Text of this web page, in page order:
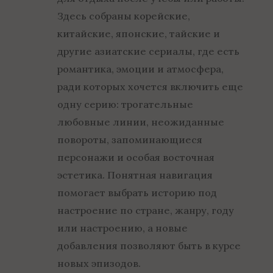
Здесь собраны корейские,
китайские, японские, тайские и
другие азиатские сериалы, где есть
романтика, эмоции и атмосфера,
ради которых хочется включить еще
одну серию: трогательные
любовные линии, неожиданные
повороты, запоминающиеся
персонажи и особая восточная
эстетика. Понятная навигация
помогает выбрать историю под
настроение по стране, жанру, году
или настроению, а новые
добавления позволяют быть в курсе
новых эпизодов.